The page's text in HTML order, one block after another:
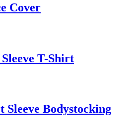
Cover
T-Shirt
Sleeve Bodystocking